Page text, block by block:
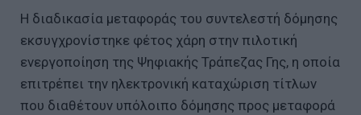
Η διαδικασία μεταφοράς του συντελεστή δόμησης
εκσυγχρονίστηκε φέτος χάρη στην πιλοτική
ενεργοποίηση της Ψηφιακής Τράπεζας Γης, η οποία
επιτρέπει την ηλεκτρονική καταχώριση τίτλων
που διαθέτουν υπόλοιπο δόμησης προς μεταφορά